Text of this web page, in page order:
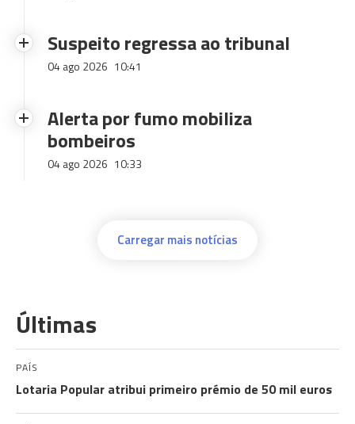
Suspeito regressa ao tribunal
04 ago 2026 10:41
Alerta por fumo mobiliza
bombeiros
04 ago 2026 10:33
Carregar mais notícias
Últimas
PAÍS
Lotaria Popular atribui primeiro prémio de 50 mil euros